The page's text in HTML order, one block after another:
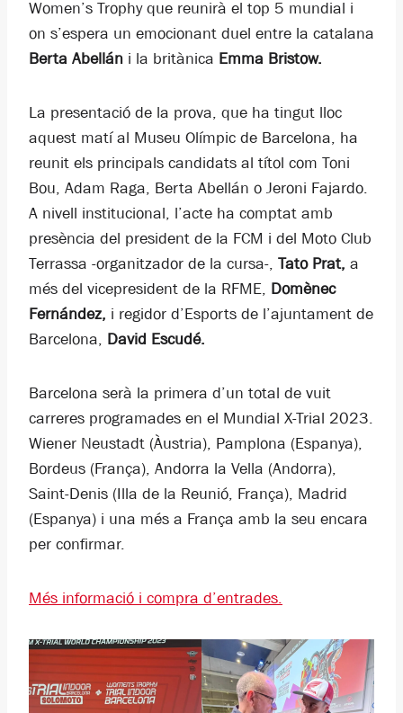
Women’s Trophy que reunirà el top 5 mundial i
on s’espera un emocionant duel entre la catalana
Berta Abellán i la britànica Emma Bristow.
La presentació de la prova, que ha tingut lloc
aquest matí al Museu Olímpic de Barcelona, ha
reunit els principals candidats al títol com Toni
Bou, Adam Raga, Berta Abellán o Jeroni Fajardo.
A nivell institucional, l’acte ha comptat amb
presència del president de la FCM i del Moto Club
Terrassa -organitzador de la cursa-, Tato Prat, a
més del vicepresident de la RFME, Domènec
Fernández, i regidor d’Esports de l’ajuntament de
Barcelona, David Escudé.
Barcelona serà la primera d’un total de vuit
carreres programades en el Mundial X-Trial 2023.
Wiener Neustadt (Àustria), Pamplona (Espanya),
Bordeus (França), Andorra la Vella (Andorra),
Saint-Denis (Illa de la Reunió, França), Madrid
(Espanya) i una més a França amb la seu encara
per confirmar.
Més informació i compra d’entrades.